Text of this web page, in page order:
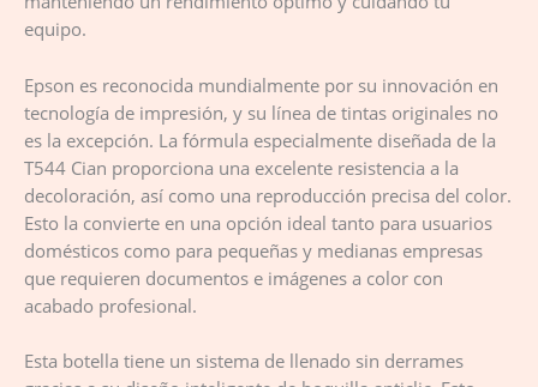
equipo.
Epson es reconocida mundialmente por su innovación en
tecnología de impresión, y su línea de tintas originales no
es la excepción. La fórmula especialmente diseñada de la
T544 Cian proporciona una excelente resistencia a la
decoloración, así como una reproducción precisa del color.
Esto la convierte en una opción ideal tanto para usuarios
domésticos como para pequeñas y medianas empresas
que requieren documentos e imágenes a color con
acabado profesional.
Esta botella tiene un sistema de llenado sin derrames